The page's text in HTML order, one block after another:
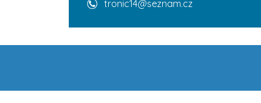
tronic14@seznam.cz